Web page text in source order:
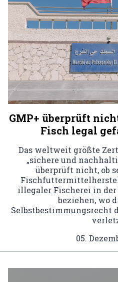
GMP+ überprüft
Fisch legal
Das weltweit größte
„sichere und
überprüft nicht, ob
illegaler Fischerei in der
beziehen, wo
Selbstbestimmungsrecht
05.